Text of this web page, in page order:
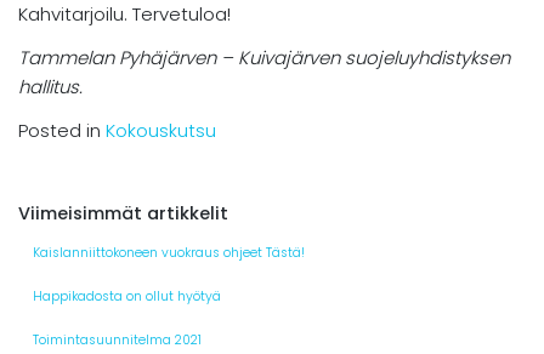
Kahvitarjoilu. Tervetuloa!
Tammelan Pyhäjärven – Kuivajärven suojeluyhdistyksen
hallitus.
Posted in Kokouskutsu
Viimeisimmät artikkelit
Kaislanniittokoneen vuokraus ohjeet Tästä!
Happikadosta on ollut hyötyä
Toimintasuunnitelma 2021